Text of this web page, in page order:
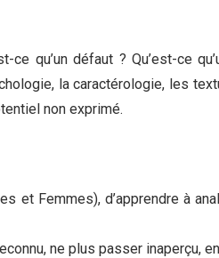
qu’un défaut ? Qu’est-ce
la caractérologie, les
non exprimé.
Femmes), d’apprendre à
ne plus passer inaperçu,